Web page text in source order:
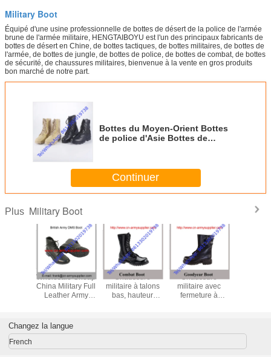
Military Boot
Équipé d'une usine professionnelle de bottes de désert de la police de l'armée
brune de l'armée militaire, HENGTAIBOYU est l'un des principaux fabricants de
bottes de désert en Chine, de bottes tactiques, de bottes militaires, de bottes de
l'armée, de bottes de jungle, de bottes de police, de bottes de combat, de bottes
de sécurité, de chaussures militaires, bienvenue à la vente en gros produits
bon marché de notre part.
Bottes du Moyen-Orient Bottes
de police d'Asie Bottes de
Continuer
Plus Military Boot
Wholesale Cheap
China Military Full
Leather Army
Chaussure
militaire à talons
bas, hauteur
environnements
Chaussure
militaire avec
fermeture à
Changez la langue
French